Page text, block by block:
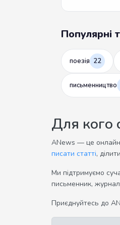
Популярні
поезія 22
письменництво
Для кого
ANews — це онлайн
писати статті,
Ми підтримуємо
письменник,
Приєднуйтесь до